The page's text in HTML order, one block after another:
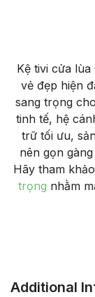
Kệ tivi cửa
vẻ đẹp hiện
sang trọng
tinh tế, hệ
trữ tối ưu,
nên gọn
Hãy tham
trọng nhằm
Additional